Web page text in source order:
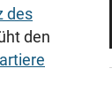
des
den